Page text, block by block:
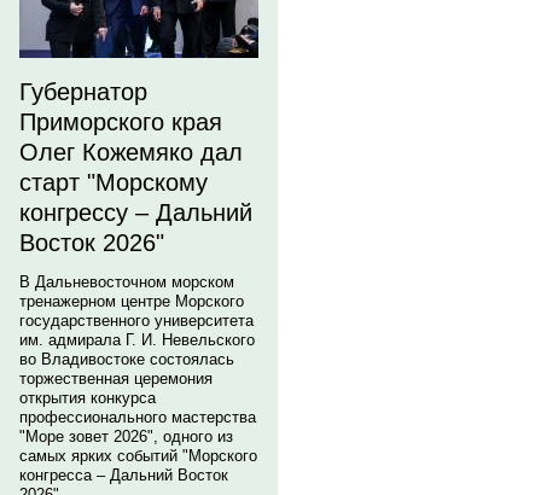
Губернатор
Приморского края
Олег Кожемяко дал
старт "Морскому
конгрессу – Дальний
Восток 2026"
В Дальневосточном морском
тренажерном центре Морского
государственного университета
им. адмирала Г. И. Невельского
во Владивостоке состоялась
торжественная церемония
открытия конкурса
профессионального мастерства
"Море зовет 2026", одного из
самых ярких событий "Морского
конгресса – Дальний Восток